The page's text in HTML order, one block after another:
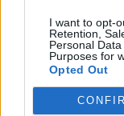
I want to opt-
Retention,
Personal
Purposes for
Opted Out
VAI AL SERVIZIO
RICHIEDI
Documento
consegna in